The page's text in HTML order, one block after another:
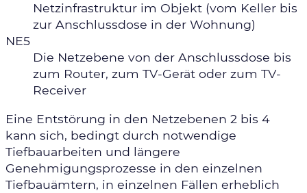
Netzinfrastruktur im Objekt (vom Keller bis
zur Anschlussdose in der Wohnung)
NE5
Die Netzebene von der Anschlussdose bis
zum Router, zum TV-Gerät oder zum TV-
Receiver
Eine Entstörung in den Netzebenen 2 bis 4
kann sich, bedingt durch notwendige
Tiefbauarbeiten und längere
Genehmigungsprozesse in den einzelnen
Tiefbauämtern, in einzelnen Fällen erheblich